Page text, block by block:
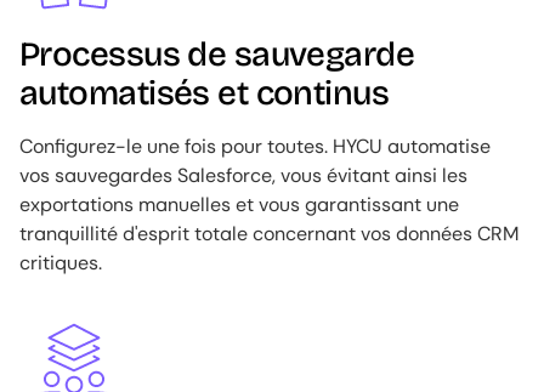
Processus de sauvegarde
automatisés et continus
Configurez-le une fois pour toutes. HYCU automatise
vos sauvegardes Salesforce, vous évitant ainsi les
exportations manuelles et vous garantissant une
tranquillité d'esprit totale concernant vos données CRM
critiques.
Image